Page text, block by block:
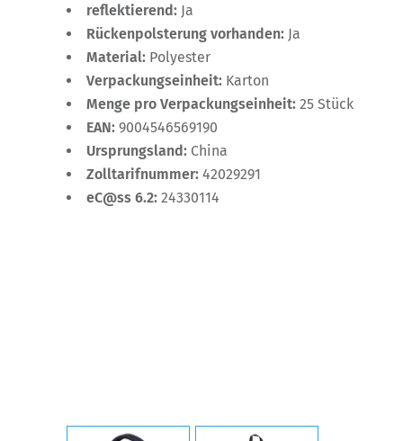
reflektierend: Ja
Rückenpolsterung vorhanden: Ja
Material: Polyester
Verpackungseinheit: Karton
Menge pro Verpackungseinheit: 25 Stück
EAN: 9004546569190
Ursprungsland: China
Zolltarifnummer: 42029291
eC@ss 6.2: 24330114